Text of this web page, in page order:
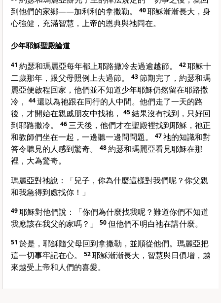
到他們的家鄉——加利利的拿撒勒。
40耶穌漸漸長大，身
心強健，充滿智慧，上帝的恩典與祂同在。
少年耶穌聖殿論道
41 約瑟和瑪麗亞每年都上耶路撒冷去過逾越節。 42耶穌十
二歲那年，跟父母照例上去過節。
43節期完了，約瑟和瑪
麗亞便啟程回家，他們並不知道少年耶穌仍然留在耶路撒
冷，
44還以為祂跟在同行的人中間。他們走了一天的路
後，才開始在親戚朋友中找祂，
45結果沒有找到，只好回
到耶路撒冷。
46三天後，他們才在聖殿裡找到耶穌，祂正
和教師們坐在一起，一邊聽一邊問問題。
47祂的知識和對
答令聽見的人感到驚奇。
48約瑟和瑪麗亞看見耶穌在那
裡，大為驚奇。
瑪麗亞對祂說：「兒子，你為什麼這樣對我們呢？你父親
和我急得到處找你！」
49耶穌對他們說：「你們為什麼找我呢？難道你們不知道
我應該在我父的家嗎？」
50但他們不明白祂在講什麼。
51 於是，耶穌隨父母回到拿撒勒，並順從他們。瑪麗亞把
這一切事牢記在心。
52耶穌漸漸長大，智慧與日俱增，越
來越受上帝和人們的喜愛。